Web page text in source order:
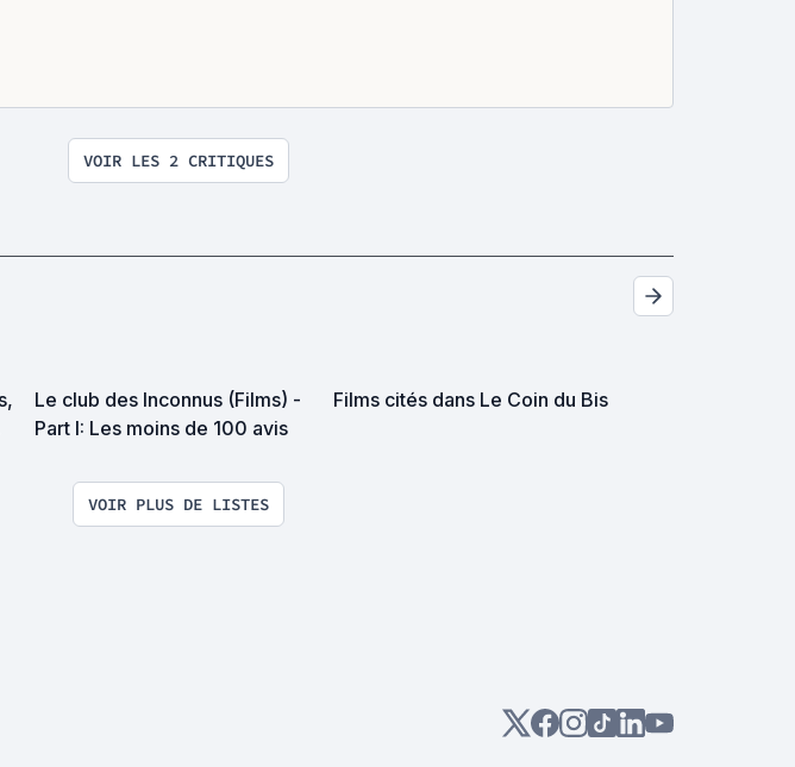
VOIR LES 2 CRITIQUES
Le club des Inconnus (Films) -
Part I: Les moins de 100 avis
Films cités dans Le Coin du Bis
VOIR PLUS DE LISTES